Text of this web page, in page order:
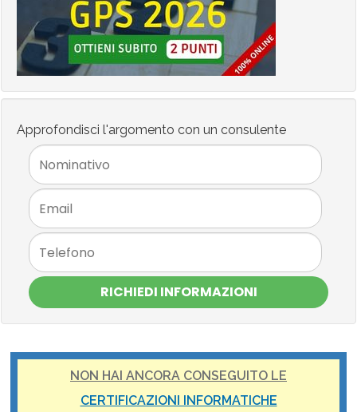
Approfondisci l'argomento con un consulente
RICHIEDI INFORMAZIONI
NON HAI ANCORA CONSEGUITO LE
CERTIFICAZIONI INFORMATICHE